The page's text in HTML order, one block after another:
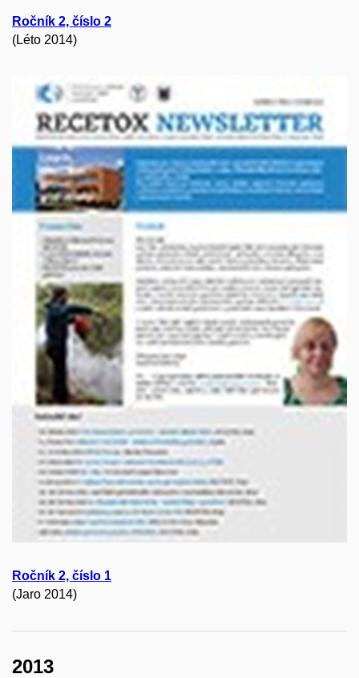
Ročník 2, číslo 2
(Léto 2014)
Ročník 2, číslo 1
(Jaro 2014)
2013